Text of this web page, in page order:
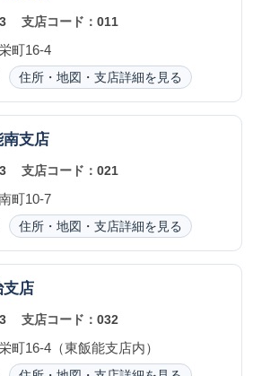
支店コード：011
町16-4
住所・地図・支店詳細を見る
南支店
支店コード：021
町10-7
住所・地図・支店詳細を見る
支店
支店コード：032
町16-4（東飯能支店内）